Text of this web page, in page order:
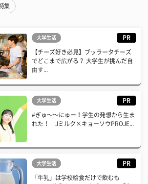
集
大学生活 PR
【チーズ好き必見】ブッラータチーズ
でどこまで広がる？ 大学生が挑んだ自
由す...
大学生活 PR
#ぎゅ〜〜にゅー！学生の発想から生ま
れた！ Jミルク×キョーソウPROJE...
大学生活 PR
「牛乳」は学校給食だけで飲むも